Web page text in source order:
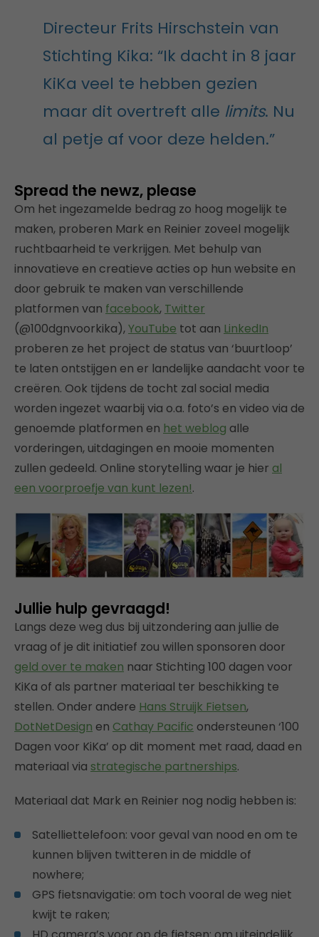
Directeur Frits Hirschstein van
Stichting Kika: “Ik dacht in 8 jaar
KiKa veel te hebben gezien
maar dit overtreft alle limits. Nu
al petje af voor deze helden.”
Spread the newz, please
Om het ingezamelde bedrag zo hoog mogelijk te
maken, proberen Mark en Reinier zoveel mogelijk
ruchtbaarheid te verkrijgen. Met behulp van
innovatieve en creatieve acties op hun website en
door gebruik te maken van verschillende
platformen van facebook, Twitter
(@100dgnvoorkika),YouTube tot aan LinkedIn
proberen ze het project de status van ‘buurtloop’
te laten ontstijgen en er landelijke aandacht voor te
creëren. Ook tijdens de tocht zal social media
worden ingezet waarbij via o.a. foto’s en video via de
genoemde platformen en het weblog alle
vorderingen, uitdagingen en mooie momenten
zullen gedeeld. Online storytelling waar je hier al
een voorproefje van kunt lezen!.
Jullie hulp gevraagd!
Langs deze weg dus bij uitzondering aan jullie de
vraag of je dit initiatief zou willen sponsoren door
geld over te maken naar Stichting 100 dagen voor
KiKa of als partner materiaal ter beschikking te
stellen. Onder andere Hans Struijk Fietsen,
DotNetDesign en Cathay Pacific ondersteunen ‘100
Dagen voor KiKa’ op dit moment met raad, daad en
materiaal via strategische partnerships.
Materiaal dat Mark en Reinier nog nodig hebben is:
Satelliettelefoon: voor geval van nood en om te
kunnen blijven twitteren in de middle of
nowhere;
GPS fietsnavigatie: om toch vooral de weg niet
kwijt te raken;